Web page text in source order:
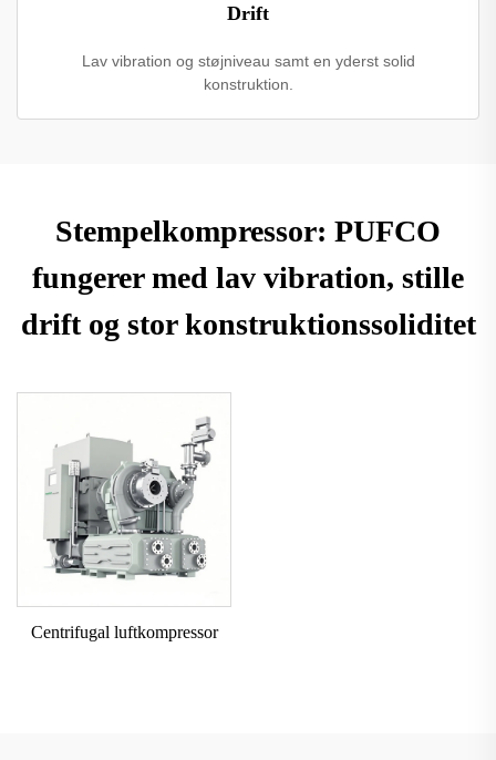
Drift
Lav vibration og støjniveau samt en yderst solid
konstruktion.
Stempelkompressor: PUFCO
fungerer med lav vibration, stille
drift og stor konstruktionssoliditet
Centrifugal luftkompressor